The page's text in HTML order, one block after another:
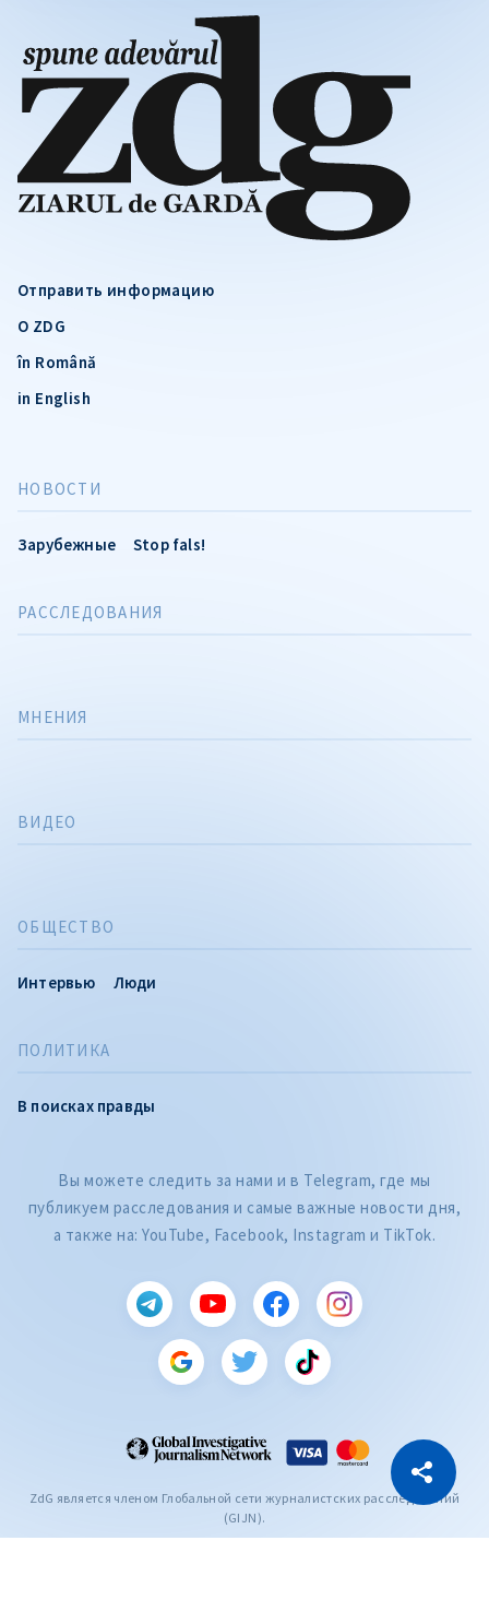
Скопировать ссылку
Отправить информацию
О ZDG
în Română
in English
НОВОСТИ
Зарубежные Stop fals!
ПОЛИТИКА
В поисках правды
РАССЛЕДОВАНИЯ
ОБЩЕСТВО
Интервью Люди
МНЕНИЯ
ВИДЕО
Вы можете следить за нами и в Telegram, где мы
публикуем расследования и самые важные новости дня,
а также на: YouTube, Facebook, Instagram и TikTok.
ZdG является членом Глобальной сети журналистских расследований
(GIJN).
CITEȘTE